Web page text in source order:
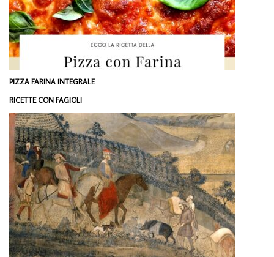
PIZZA FARINA INTEGRALE
RICETTE CON FAGIOLI